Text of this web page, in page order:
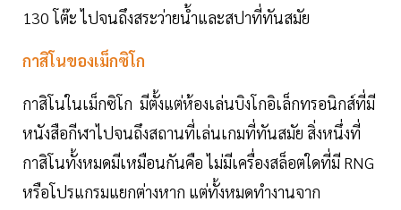
130 โต๊ะ ไปจนถึงสระว่ายน้ำและสปาที่ทันสมัย ​​
กาสิโนของเม็กซิโก
กาสิโนในเม็กซิโก มีตั้งแต่ห้องเล่นบิงโกอิเล็กทรอนิกส์ที่มี
หนังสือกีฬาไปจนถึงสถานที่เล่นเกมที่ทันสมัย ​​สิ่งหนึ่งที่
กาสิโนทั้งหมดมีเหมือนกันคือ ไม่มีเครื่องสล็อตใดที่มี RNG
หรือโปรแกรมแยกต่างหาก แต่ทั้งหมดทำงานจาก